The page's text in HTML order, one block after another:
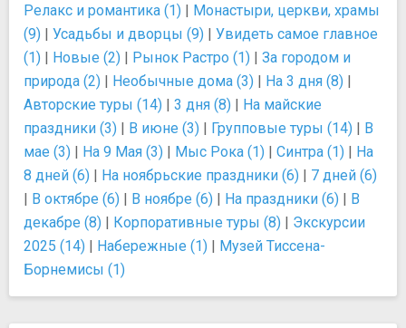
Релакс и романтика (1) | Монастыри, церкви, храмы
(9) | Усадьбы и дворцы (9) | Увидеть самое главное
(1) | Новые (2) | Рынок Растро (1) | За городом и
природа (2) | Необычные дома (3) | На 3 дня (8) |
Авторские туры (14) | 3 дня (8) | На майские
праздники (3) | В июне (3) | Групповые туры (14) | В
мае (3) | На 9 Мая (3) | Мыс Рока (1) | Синтра (1) | На
8 дней (6) | На ноябрьские праздники (6) | 7 дней (6)
| В октябре (6) | В ноябре (6) | На праздники (6) | В
декабре (8) | Корпоративные туры (8) | Экскурсии
2025 (14) | Набережные (1) | Музей Тиссена-
Борнемисы (1)